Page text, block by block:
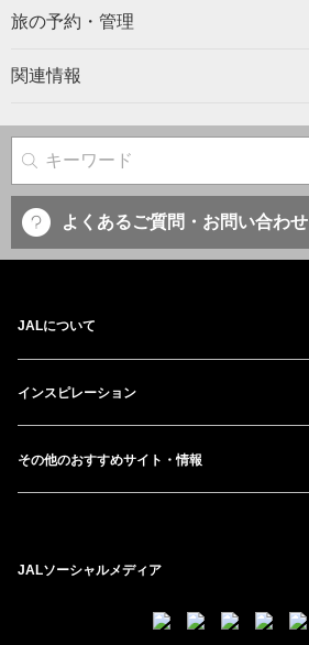
旅の予約・管理
関連情報
サイト内検索
よくあるご質問・お問い合わせ
JALについて
インスピレーション
その他のおすすめサイト・情報
JALソーシャルメディア